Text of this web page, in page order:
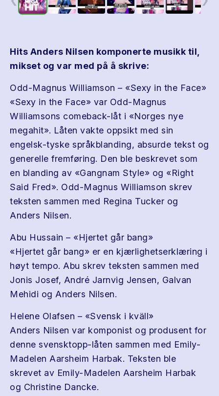
Hits Anders Nilsen komponerte musikk til,
mikset og var med på å skrive:
Odd-Magnus Williamson – «Sexy in the Face»
«Sexy in the Face» var Odd-Magnus
Williamsons comeback-låt i «Norges nye
megahit». Låten vakte oppsikt med sin
engelsk-tyske språkblanding, absurde tekst og
generelle fremføring. Den ble beskrevet som
en blanding av «Gangnam Style» og «Right
Said Fred». Odd-Magnus Williamson skrev
teksten sammen med Regina Tucker og
Anders Nilsen.
Abu Hussain – «Hjertet går bang»
«Hjertet går bang» er en kjærlighetserklæring i
høyt tempo. Abu skrev teksten sammen med
Jonis Josef, André Jarnvig Jensen, Galvan
Mehidi og Anders Nilsen.
Helene Olafsen – «Svensk i kväll»
Anders Nilsen var komponist og produsent for
denne svensktopp-låten sammen med Emily-
Madelen Aarsheim Harbak. Teksten ble
skrevet av Emily-Madelen Aarsheim Harbak
og Christine Dancke.